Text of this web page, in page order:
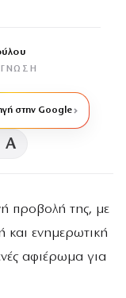
στην Google
A
προβολή της, με
ενημερωτική
αφιέρωμα για